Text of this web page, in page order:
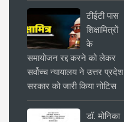
टीईटी पास
शिक्षामित्रों
के
समायोजन रद्द करने को लेकर
सर्वोच्च न्यायालय ने उत्तर प्रदेश
सरकार को जारी किया नोटिस
डॉ. मोनिका